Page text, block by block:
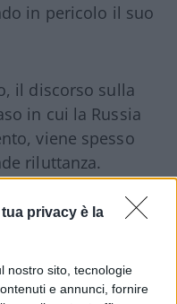
tua privacy è la
nostro sito, tecnologie
e annunci, fornire
in pericolo il suo
il discorso sulla
in cui la Russia
viene spesso
riluttanza.
in vigore, come
, Segretario di
come vi
che